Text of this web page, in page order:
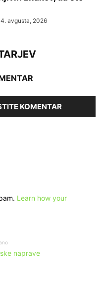
4. avgusta, 2026
KOMENTAR
Learn how your